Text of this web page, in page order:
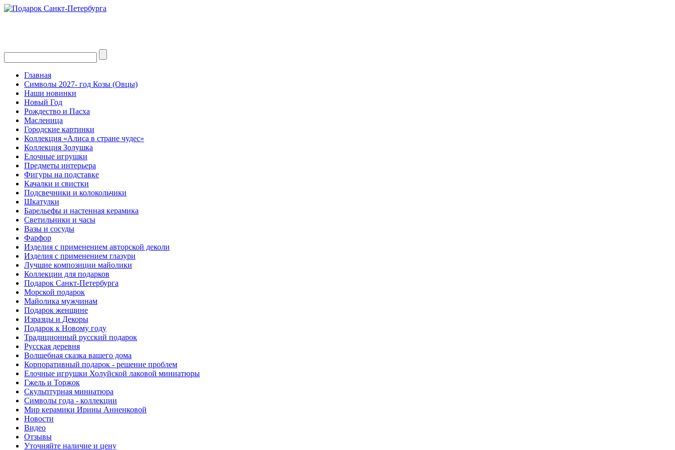
Главная
Символы 2027- год Козы (Овцы)
Наши новинки
Новый Год
Рождество и Пасха
Масленица
Городские картинки
Коллекция «Алиса в стране чудес»
Коллекция Золушка
Елочные игрушки
Предметы интерьера
Фигуры на подставке
Качалки и свистки
Подсвечники и колокольчики
Шкатулки
Барельефы и настенная керамика
Светильники и часы
Вазы и сосуды
Фарфор
Изделия с применением авторской деколи
Изделия с применением глазури
Лучшие композиции майолики
Коллекции для подарков
Подарок Санкт-Петербурга
Морской подарок
Майолика мужчинам
Подарок женщине
Изразцы и Декоры
Подарок к Новому году
Традиционный русский подарок
Русская деревня
Волшебная сказка вашего дома
Корпоративный подарок - решение проблем
Елочные игрушки Холуйской лаковой миниатюры
Гжель и Торжок
Скульптурная миниатюра
Символы года - коллекции
Мир керамики Ирины Анненковой
Новости
Видео
Отзывы
Уточняйте наличие и цену